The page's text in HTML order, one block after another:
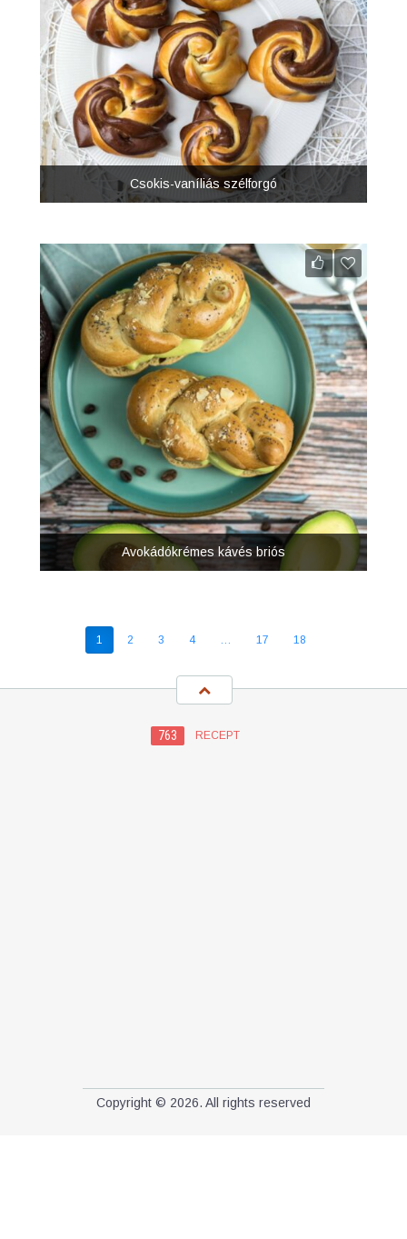
Csokis-vaníliás szélforgó
Avokádókrémes kávés briós
1 2 3 4 … 17 18
763 RECEPT
Copyright © 2026. All rights reserved